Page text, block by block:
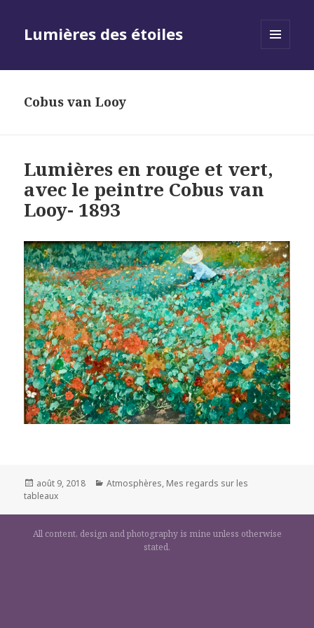
Lumières des étoiles
Cobus van Looy
Lumières en rouge et vert,
avec le peintre Cobus van
Looy- 1893
Posted
on
août 9, 2018 Categories
Atmosphères, Mes regards sur les
tableaux
All content, design and photography is mine unless otherwise
stated.